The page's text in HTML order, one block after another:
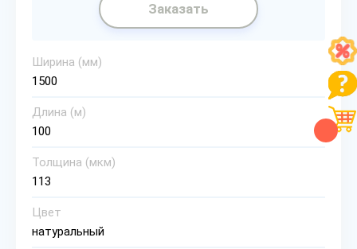
Заказать
Ширина (мм)
1500
Длина (м)
100
Толщина (мкм)
113
Цвет
натуральный